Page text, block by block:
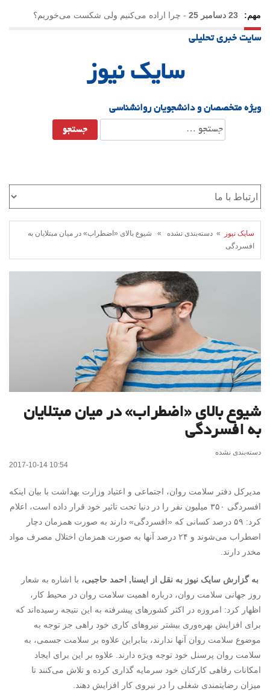
مهم: 23 دسامبر 25 - چرا اراده می‌کنیم ولی شکست می‌خوریم؟
21 دسامبر 25
سایت خبری تحلیلی
سایک نیوز
ویژه متخصصان و دانشجویان روانشناسی
جستجو
برای:
سایک نیوز
» دسته‌بندی نشده » شیوع بالای «اضطراب» در میان مبتلایان به
افسردگی
شیوع بالای «اضطراب» در میان مبتلایان
به افسردگی
دسته‌بندی نشده
2017-10-14 10:54
مدیرکل دفتر سلامت روان، اجتماعی و اعتیاد وزارت بهداشت با بیان اینکه
افسردگی ۳۵۰ میلیون نفر را در دنیا تحت تاثیر خود قرار داده است، اعلام
کرد: ۵۹ درصد کسانی که «افسردگی» دارند به صورت همزمان دچار
اضطراب می‌شوند و ۲۴ درصد آنها به صورت همزمان اختلال مصرف مواد
مخدر دارند.
به گزارش سایک نیوز به نقل از ایسنا, احمد حاجبی، با اشاره به شعار
روز جهانی سلامت روان، درباره اهمیت سلامت روان در محیط کار،
اظهار کرد: امروزه در اکثر کشورهای پیشرفته به این نتیجه رسیده‌اند که
برای افزایش بهره‌وری بیشتر نیروهای کاری خود راهی جز توجه به
موضوع سلامت روان آنها ندارند، بنابراین علاوه بر سلامت جسمی، به
سلامت روان پرسنل خود توجه ویژه دارند. علاوه بر این برای ایجاد
امکانات رفاهی کارکنان خود سرمایه گذاری کرده و تلاش می‌کنند تا
میزان رضایتمندی شغلی را در نیروی کار افزایش دهند.